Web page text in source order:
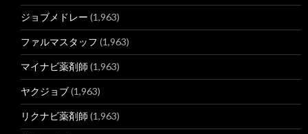
ジョブメドレー (1,963)
ファルマスタッフ (1,963)
マイナビ薬剤師 (1,963)
ヤクジョブ(1,963)
リクナビ薬剤師 (1,963)